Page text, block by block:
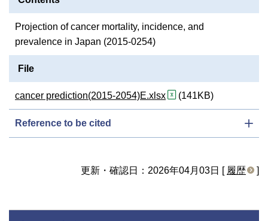
Projection of cancer mortality, incidence, and
prevalence in Japan (2015-0254)
File
cancer prediction(2015-2054)E.xlsx (141KB)
Reference to be cited
更新・確認日：2026年04月03日 [ 履歴 ]